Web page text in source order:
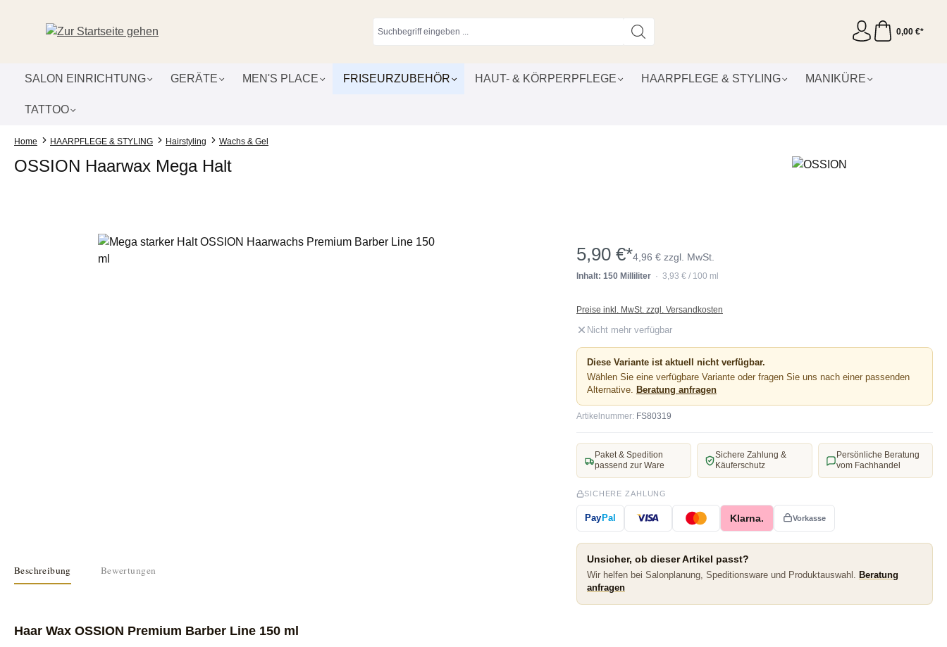
0,00 €*
SALON EINRICHTUNG GERÄTE MEN'S PLACE FRISEURZUBEHÖR HAUT- & KÖRPERPFLEGE HAARPFLEGE & STYLING MANIKÜRE
TATTOO
Home HAARPFLEGE & STYLING Hairstyling Wachs & Gel
OSSION Haarwax Mega Halt
Bildergalerie überspringen
Beschreibung Bewertungen
Haar Wax OSSION Premium Barber Line 150 ml
5,90 €*4,96 € zzgl. MwSt.
Inhalt: 150 Milliliter · 3,93 € / 100 ml
Preise inkl. MwSt. zzgl. Versandkosten
Nicht mehr verfügbar
Diese Variante ist aktuell nicht verfügbar.
Wählen Sie eine verfügbare Variante oder fragen Sie uns nach einer passenden
Alternative. Beratung anfragen
Artikelnummer: FS80319
Paket & Spedition
passend zur Ware
Sichere Zahlung &
Käuferschutz
Persönliche Beratung
vom Fachhandel
SICHERE ZAHLUNG
PayPal Klarna. Vorkasse
Unsicher, ob dieser Artikel passt?
Wir helfen bei Salonplanung, Speditionsware und Produktauswahl. Beratung
anfragen